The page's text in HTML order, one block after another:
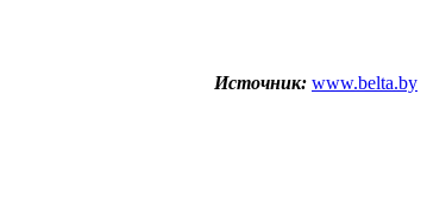
Источник: www.belta.by